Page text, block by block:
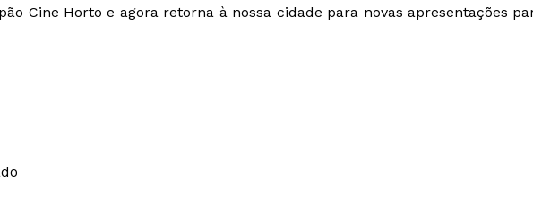
Cine Horto e agora retorna à nossa cidade para novas apresentações